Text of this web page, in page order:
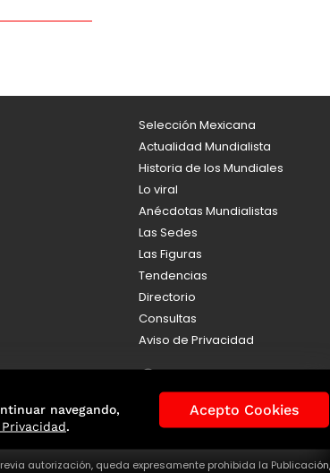
Selección Mexicana
Actualidad Mundialista
Historia de los Mundiales
Lo viral
Anécdotas Mundialistas
Las Sedes
Las Figuras
Tendencias
Directorio
Consultas
Aviso de Privacidad
autorización, queda expresamente prohibida la Publicación,
navegando,
.
Acepto Cookies